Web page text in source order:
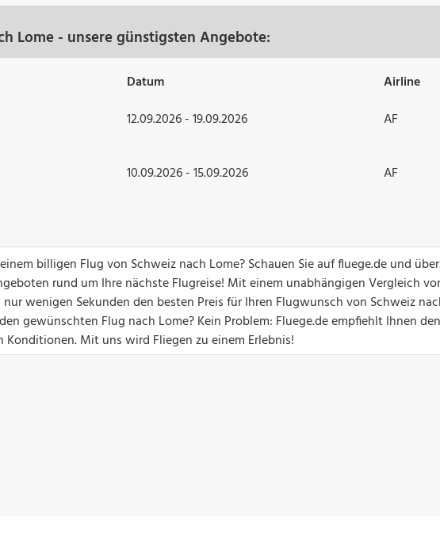
Lome - unsere günstigsten Angebote:
Datum Airline
12.09.2026 - 19.09.2026 AF
10.09.2026 - 15.09.2026 AF
billigen Flug von Schweiz nach Lome? Schauen Sie auf fluege.de und
rund um Ihre nächste Flugreise! Mit einem unabhängigen Vergleich
wenigen Sekunden den besten Preis für Ihren Flugwunsch von Schweiz
gewünschten Flug nach Lome? Kein Problem: Fluege.de empfiehlt Ihnen
Konditionen. Mit uns wird Fliegen zu einem Erlebnis!